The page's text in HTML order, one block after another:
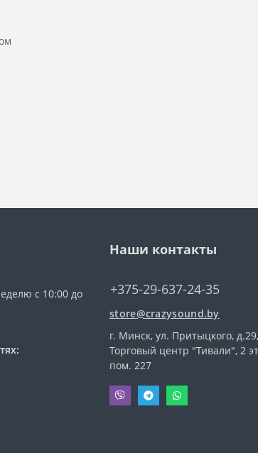
с 10:00 до
Наши контакты
+375-29-637-24-35
store@crazysound.by
г. Минск, ул. Притыцкого, д.29,
Торговый центр "Тивали", 2
пом. 227